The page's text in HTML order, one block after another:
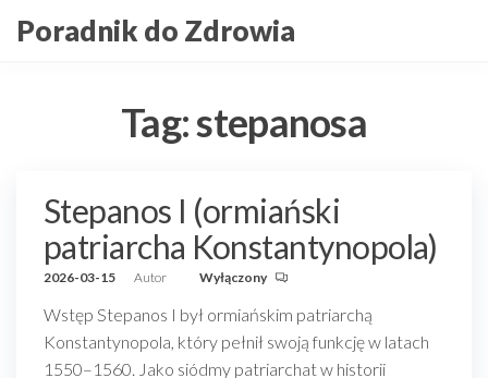
doPoradnik do Zdrowia
Tag:stepanosa
Stepanos I (ormiański
patriarcha Konstantynopola)
2026-03-15 Autor Wyłączony
Wstęp Stepanos I był ormiańskim patriarchą
Konstantynopola, który pełnił swoją funkcję w latach
1550–1560. Jako siódmy patriarchat w historii